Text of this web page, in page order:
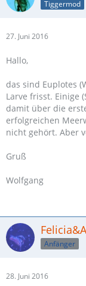
Tiggermod
27. Juni 2016
Hallo,
das sind Euplotes
Larve frisst. Einige
damit über die
erfolgreichen
nicht gehört. Aber
Gruß
Wolfgang
Anfänger
28. Juni 2016